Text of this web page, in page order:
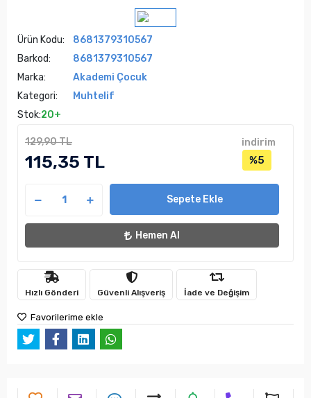
Ürün Kodu:
8681379310567
Barkod:
8681379310567
Marka:
Akademi Çocuk
Kategori:
Muhtelif
Stok:20+
129,90 TL
115,35 TL
indirim
%5
Sepete Ekle
Hemen Al
Hızlı Gönderi Güvenli Alışveriş İade ve Değişim
Favorilerime ekle